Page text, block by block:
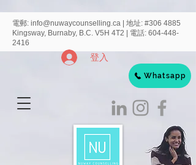
電郵: info@nuwaycounselling.ca 地址: #306 4885
Kingsway, Burnaby, B.C. V5H 4T2 | 電話: 604-448-
2416
登入
Whatsapp